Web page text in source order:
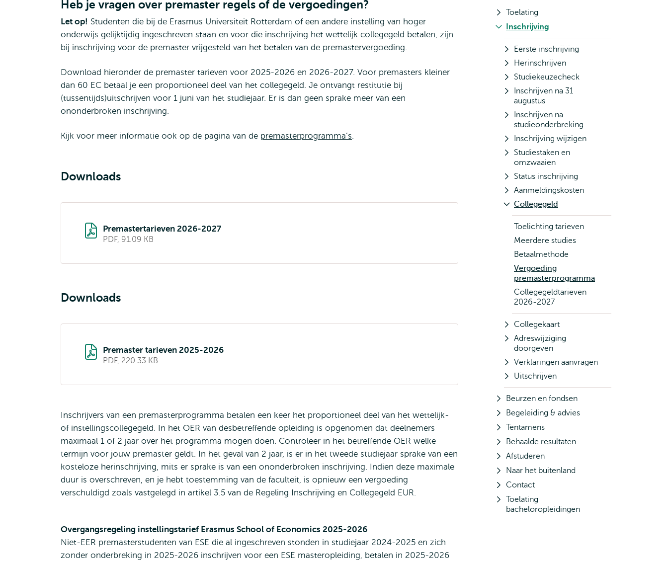
Heb je vragen over premaster regels of de vergoedingen?
Let op! Studenten die bij de Erasmus Universiteit Rotterdam of een andere instelling van hoger
onderwijs gelijktijdig ingeschreven staan en voor die inschrijving het wettelijk collegegeld betalen, zijn
bij inschrijving voor de premaster vrijgesteld van het betalen van de premastervergoeding.
Download hieronder de premaster tarieven voor 2025-2026 en 2026-2027. Voor premasters kleiner
dan 60 EC betaal je een proportioneel deel van het collegegeld. Je ontvangt restitutie bij
(tussentijds)uitschrijven voor 1 juni van het studiejaar. Er is dan geen sprake meer van een
ononderbroken inschrijving.
Kijk voor meer informatie ook op de pagina van de premasterprogramma’s.
Downloads
Premastertarieven 2026-2027
PDF, 91.09 KB
Downloads
Premaster tarieven 2025-2026
PDF, 220.33 KB
Inschrijvers van een premasterprogramma betalen een keer het proportioneel deel van het wettelijk-
of instellingscollegegeld. In het OER van desbetreffende opleiding is opgenomen dat deelnemers
maximaal 1 of 2 jaar over het programma mogen doen. Controleer in het betreffende OER welke
termijn voor jouw premaster geldt. In het geval van 2 jaar, is er in het tweede studiejaar sprake van een
kosteloze herinschrijving, mits er sprake is van een ononderbroken inschrijving. Indien deze maximale
duur is overschreven, en je hebt toestemming van de faculteit, is opnieuw een vergoeding
verschuldigd zoals vastgelegd in artikel 3.5 van de Regeling Inschrijving en Collegegeld EUR.
Overgangsregeling instellingstarief Erasmus School of Economics 2025-2026
Niet-EER premasterstudenten van ESE die al ingeschreven stonden in studiejaar 2024-2025 en zich
zonder onderbreking in 2025-2026 inschrijven voor een ESE masteropleiding, betalen in 2025-2026
Toelating
Inschrijving
Eerste inschrijving
Herinschrijven
Studiekeuzecheck
Inschrijven na 31
augustus
Inschrijven na
studieonderbreking
Inschrijving wijzigen
Studiestaken en
omzwaaien
Status inschrijving
Aanmeldingskosten
Collegegeld
Toelichting tarieven
Meerdere studies
Betaalmethode
Vergoeding
premasterprogramma
Collegegeldtarieven
2026-2027
Collegekaart
Adreswijziging
doorgeven
Verklaringen aanvragen
Uitschrijven
Beurzen en fondsen
Begeleiding & advies
Tentamens
Behaalde resultaten
Afstuderen
Naar het buitenland
Contact
Toelating
bacheloropleidingen